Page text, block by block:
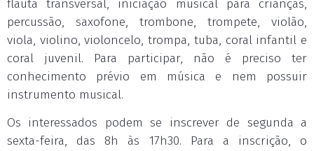
flauta transversal, iniciação musical para crianças,
percussão, saxofone, trombone, trompete, violão,
viola, violino, violoncelo, trompa, tuba, coral infantil e
coral juvenil. Para participar, não é preciso ter
conhecimento prévio em música e nem possuir
instrumento musical.
Os interessados podem se inscrever de segunda a
sexta-feira, das 8h às 17h30. Para a inscrição, o